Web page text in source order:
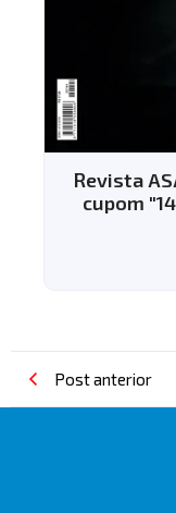
Revista
cupom
Post anterior